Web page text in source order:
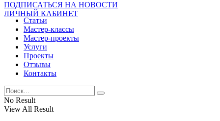
ПОДПИСАТЬСЯ НА НОВОСТИ
ЛИЧНЫЙ КАБИНЕТ
Статьи
Мастер-классы
Мастер-проекты
Услуги
Проекты
Отзывы
Контакты
No Result
View All Result